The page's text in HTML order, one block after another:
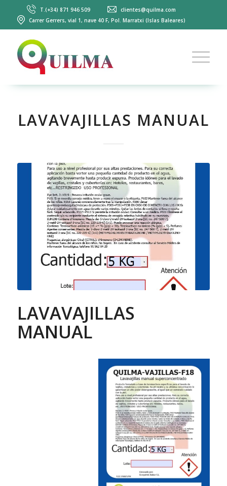
T.(+34) 871 946 509
clientes@quilma.com
Carrer Gerrers, vial 1, nave 40 F, Pol. Marratxi (Islas Baleares)
LAVAVAJILLAS MANUAL
LAVAVAJILLAS
MANUAL